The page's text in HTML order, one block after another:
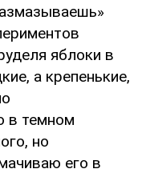
яблоки в
а крепенькие,
в темном
но
его в